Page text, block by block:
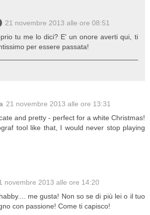
21 novembre 2013 alle ore 08:51
tu me lo dici? E' un onore averti qui, ti
per essere passata!
21 novembre 2013 alle ore 13:31
and pretty - perfect for a white Christmas!
tool like that, I would never stop playing
novembre 2013 alle ore 14:20
me gusta! Non so se di più lei o il tuo
con passione! Come ti capisco!